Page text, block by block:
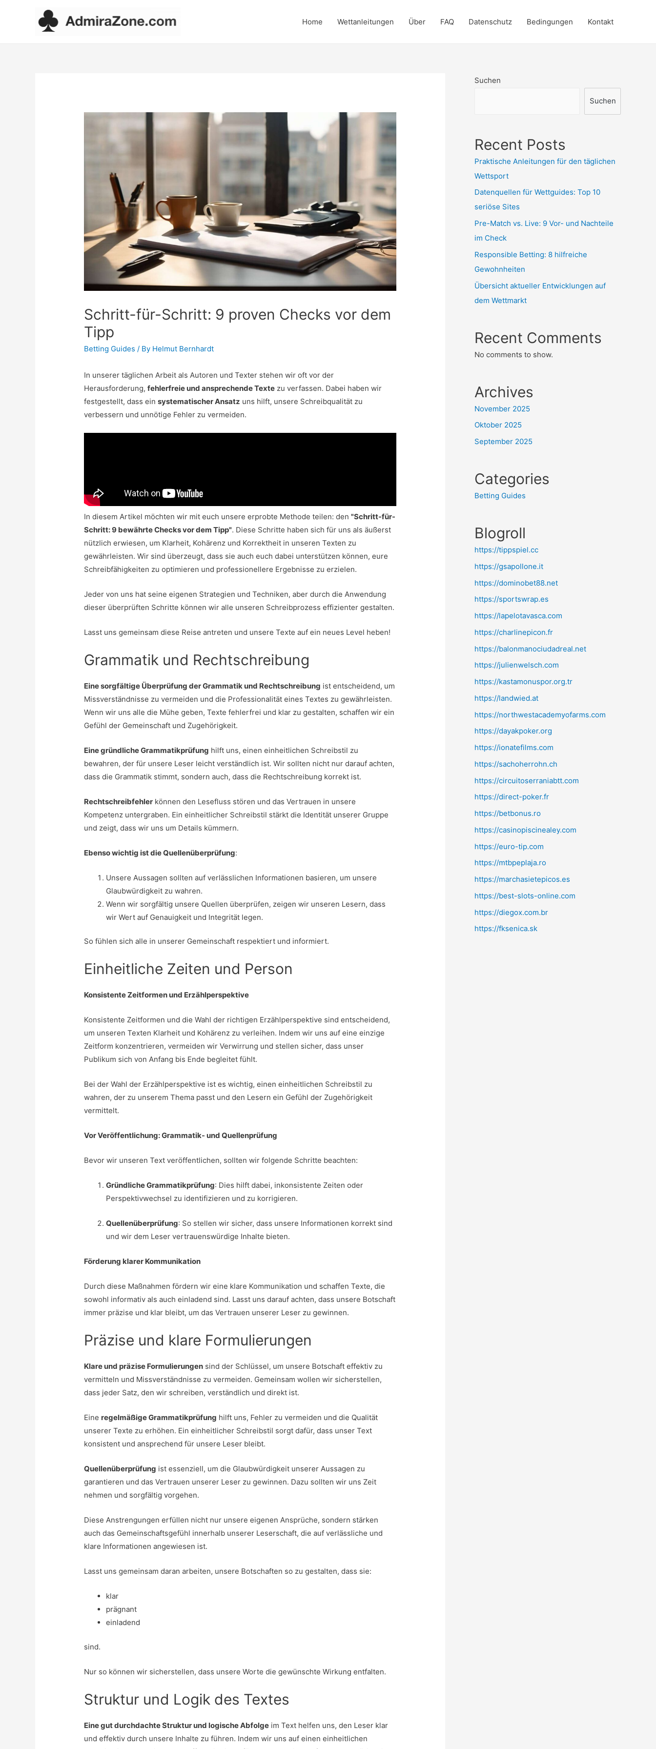
Home Wettanleitungen Über FAQ Datenschutz Bedingungen Kontakt
Schritt-für-Schritt: 9 proven Checks vor dem
Tipp
Betting Guides / By Helmut Bernhardt
In unserer täglichen Arbeit als Autoren und Texter stehen wir oft vor der
Herausforderung,fehlerfreie und ansprechende Texte zu verfassen. Dabei haben wir
festgestellt, dass einsystematischer Ansatz uns hilft, unsere Schreibqualität zu
verbessern und unnötige Fehler zu vermeiden.
In diesem Artikel möchten wir mit euch unsere erprobte Methode teilen: den"Schritt-für-
Schritt: 9 bewährte Checks vor dem Tipp". Diese Schritte haben sich für uns als äußerst
nützlich erwiesen, um Klarheit, Kohärenz und Korrektheit in unseren Texten zu
gewährleisten. Wir sind überzeugt, dass sie auch euch dabei unterstützen können, eure
Schreibfähigkeiten zu optimieren und professionellere Ergebnisse zu erzielen.
Jeder von uns hat seine eigenen Strategien und Techniken, aber durch die Anwendung
dieser überprüften Schritte können wir alle unseren Schreibprozess effizienter gestalten.
Lasst uns gemeinsam diese Reise antreten und unsere Texte auf ein neues Level heben!
Grammatik und Rechtschreibung
Eine sorgfältige Überprüfung der Grammatik und Rechtschreibung ist entscheidend, um
Missverständnisse zu vermeiden und die Professionalität eines Textes zu gewährleisten.
Wenn wir uns alle die Mühe geben, Texte fehlerfrei und klar zu gestalten, schaffen wir ein
Gefühl der Gemeinschaft und Zugehörigkeit.
Eine gründliche Grammatikprüfung hilft uns, einen einheitlichen Schreibstil zu
bewahren, der für unsere Leser leicht verständlich ist. Wir sollten nicht nur darauf achten,
dass die Grammatik stimmt, sondern auch, dass die Rechtschreibung korrekt ist.
Rechtschreibfehler können den Lesefluss stören und das Vertrauen in unsere
Kompetenz untergraben. Ein einheitlicher Schreibstil stärkt die Identität unserer Gruppe
und zeigt, dass wir uns um Details kümmern.
Ebenso wichtig ist die Quellenüberprüfung:
Unsere Aussagen sollten auf verlässlichen Informationen basieren, um unsere
Glaubwürdigkeit zu wahren.
Wenn wir sorgfältig unsere Quellen überprüfen, zeigen wir unseren Lesern, dass
wir Wert auf Genauigkeit und Integrität legen.
So fühlen sich alle in unserer Gemeinschaft respektiert und informiert.
Einheitliche Zeiten und Person
Konsistente Zeitformen und Erzählperspektive
Konsistente Zeitformen und die Wahl der richtigen Erzählperspektive sind entscheidend,
um unseren Texten Klarheit und Kohärenz zu verleihen. Indem wir uns auf eine einzige
Zeitform konzentrieren, vermeiden wir Verwirrung und stellen sicher, dass unser
Publikum sich von Anfang bis Ende begleitet fühlt.
Bei der Wahl der Erzählperspektive ist es wichtig, einen einheitlichen Schreibstil zu
wahren, der zu unserem Thema passt und den Lesern ein Gefühl der Zugehörigkeit
vermittelt.
Vor Veröffentlichung: Grammatik- und Quellenprüfung
Bevor wir unseren Text veröffentlichen, sollten wir folgende Schritte beachten:
Gründliche Grammatikprüfung: Dies hilft dabei, inkonsistente Zeiten oder
Perspektivwechsel zu identifizieren und zu korrigieren.
Quellenüberprüfung: So stellen wir sicher, dass unsere Informationen korrekt sind
und wir dem Leser vertrauenswürdige Inhalte bieten.
Förderung klarer Kommunikation
Durch diese Maßnahmen fördern wir eine klare Kommunikation und schaffen Texte, die
sowohl informativ als auch einladend sind. Lasst uns darauf achten, dass unsere Botschaft
immer präzise und klar bleibt, um das Vertrauen unserer Leser zu gewinnen.
Präzise und klare Formulierungen
Klare und präzise Formulierungen sind der Schlüssel, um unsere Botschaft effektiv zu
vermitteln und Missverständnisse zu vermeiden. Gemeinsam wollen wir sicherstellen,
dass jeder Satz, den wir schreiben, verständlich und direkt ist.
Eine regelmäßige Grammatikprüfung hilft uns, Fehler zu vermeiden und die Qualität
unserer Texte zu erhöhen. Ein einheitlicher Schreibstil sorgt dafür, dass unser Text
konsistent und ansprechend für unsere Leser bleibt.
Quellenüberprüfung ist essenziell, um die Glaubwürdigkeit unserer Aussagen zu
garantieren und das Vertrauen unserer Leser zu gewinnen. Dazu sollten wir uns Zeit
nehmen und sorgfältig vorgehen.
Diese Anstrengungen erfüllen nicht nur unsere eigenen Ansprüche, sondern stärken
auch das Gemeinschaftsgefühl innerhalb unserer Leserschaft, die auf verlässliche und
klare Informationen angewiesen ist.
Lasst uns gemeinsam daran arbeiten, unsere Botschaften so zu gestalten, dass sie:
klar
prägnant
einladend
sind.
Nur so können wir sicherstellen, dass unsere Worte die gewünschte Wirkung entfalten.
Struktur und Logik des Textes
Eine gut durchdachte Struktur und logische Abfolge im Text helfen uns, den Leser klar
und effektiv durch unsere Inhalte zu führen. Indem wir uns auf einen einheitlichen
Suchen
Suchen
Recent Posts
Praktische Anleitungen für den täglichen
Wettsport
Datenquellen für Wettguides: Top 10
seriöse Sites
Pre-Match vs. Live: 9 Vor- und Nachteile
im Check
Responsible Betting: 8 hilfreiche
Gewohnheiten
Übersicht aktueller Entwicklungen auf
dem Wettmarkt
Recent Comments
No comments to show.
Archives
November 2025
Oktober 2025
September 2025
Categories
Betting Guides
Blogroll
https://tippspiel.cc
https://gsapollone.it
https://dominobet88.net
https://sportswrap.es
https://lapelotavasca.com
https://charlinepicon.fr
https://balonmanociudadreal.net
https://julienwelsch.com
https://kastamonuspor.org.tr
https://landwied.at
https://northwestacademyofarms.com
https://dayakpoker.org
https://ionatefilms.com
https://sachoherrohn.ch
https://circuitoserraniabtt.com
https://direct-poker.fr
https://betbonus.ro
https://casinopiscinealey.com
https://euro-tip.com
https://mtbpeplaja.ro
https://marchasietepicos.es
https://best-slots-online.com
https://diegox.com.br
https://fksenica.sk